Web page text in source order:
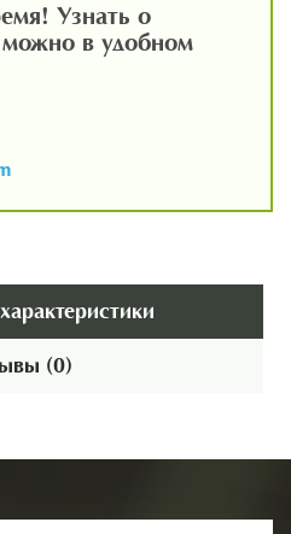
Узнать о
в удобном
(0)